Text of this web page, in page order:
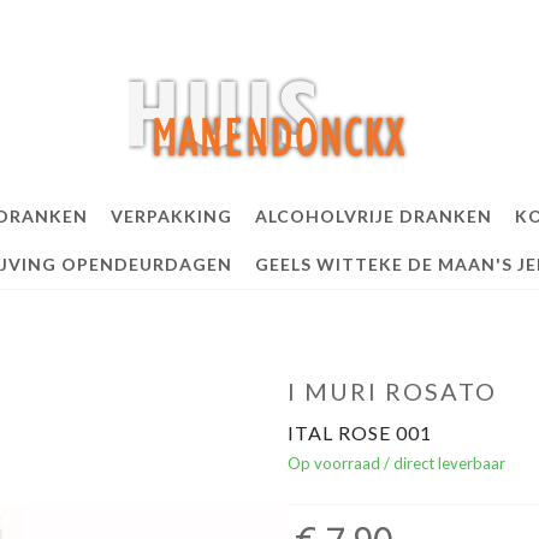
VERPAKKING ALCOHOLVRIJE DRANKEN
OPENDEURDAGEN GEELS WITTEKE DE MAAN'S
I MURI ROSATO
ITAL ROSE 001
Op voorraad / direct leverbaar